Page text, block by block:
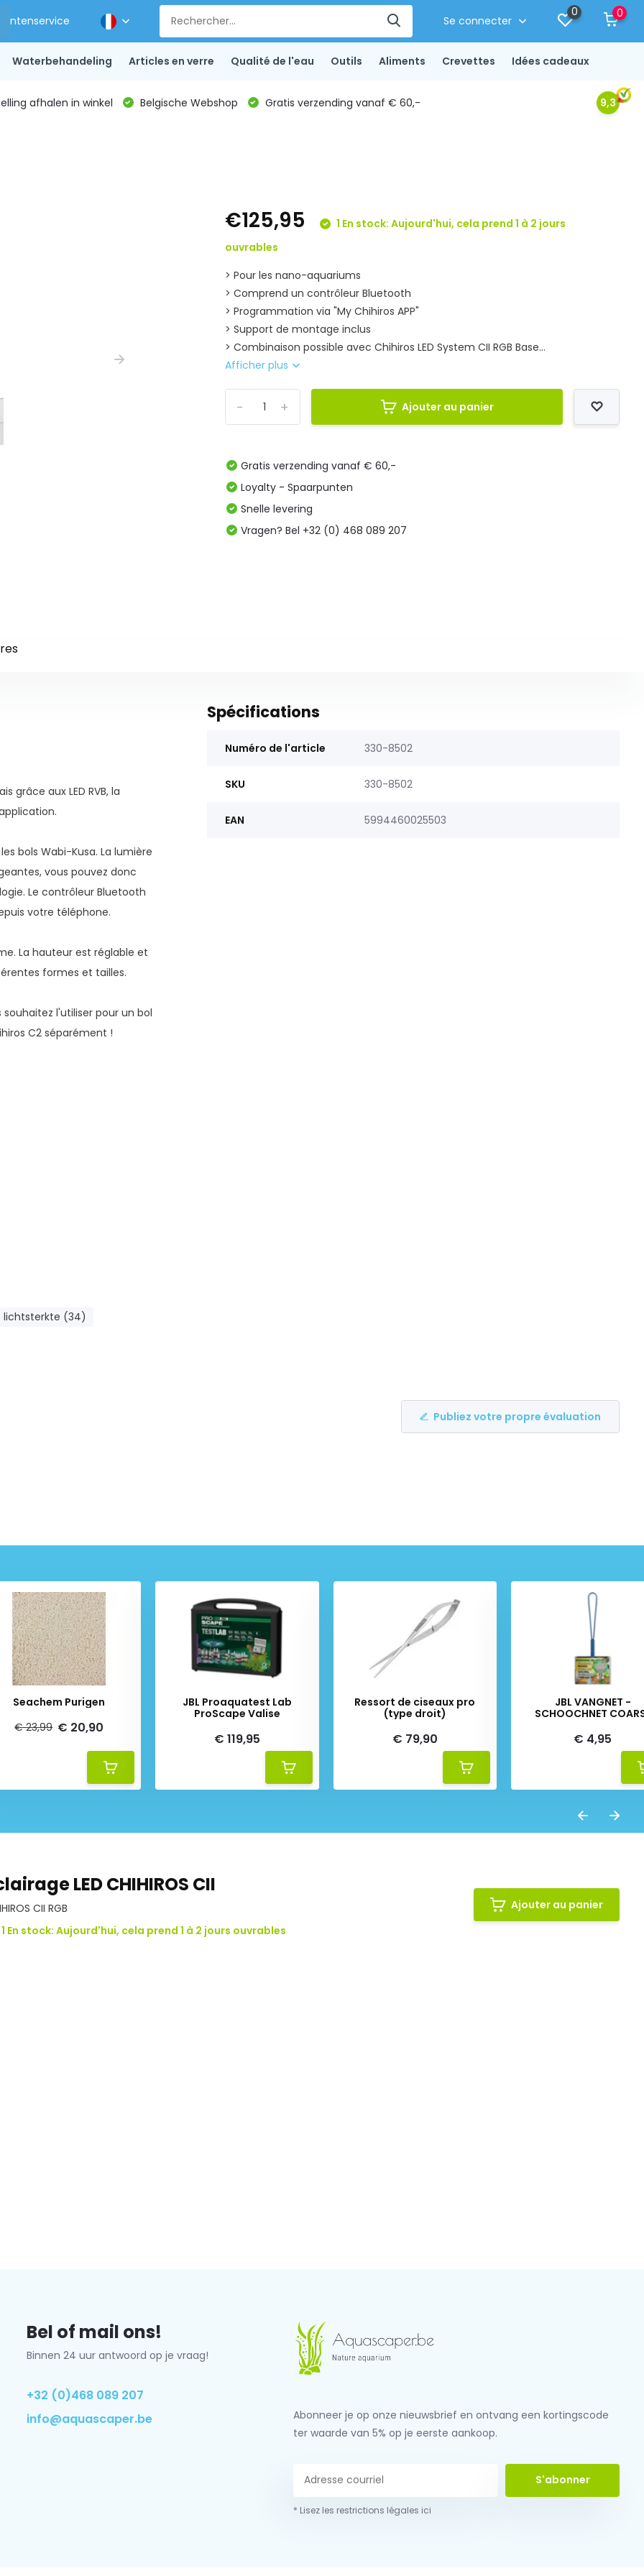
Klantenservice Se connecter
0 0
Waterbehandeling Articles en verre Qualité de l'eau Outils Aliments Crevettes Idées cadeaux
afhalen in winkel Belgische Webshop Gratis verzending vanaf € 60,- 9,3
€125,95
1 En stock: Aujourd'hui, cela prend 1 à 2 jours
ouvrables
> Pour les nano-aquariums
> Comprend un contrôleur Bluetooth
> Programmation via "My Chihiros APP"
> Support de montage inclus
> Combinaison possible avec Chihiros LED System CII RGB Base...
Afficher plus
+
- Ajouter au panier
Gratis verzending vanaf € 60,-
Loyalty - Spaarpunten
Snelle levering
Vragen? Bel +32 (0) 468 089 207
grâce aux LED RVB, la
bols Wabi-Kusa. La lumière
vous pouvez donc
Le contrôleur Bluetooth
votre téléphone.
La hauteur est réglable et
formes et tailles.
l'utiliser pour un bol
C2 séparément !
lichtsterkte (34)
Spécifications
Numéro de l'article 330-8502
SKU 330-8502
EAN 5994460025503
Publiez votre propre évaluation
Seachem Purigen
€ 23,99 € 20,90
JBL Proaquatest Lab
ProScape Valise
€ 119,95
Ressort de ciseaux pro
(type droit)
€ 79,90
JBL VANGNET -
SCHOOCHNET
€ 4,95
LED CHIHIROS CII
CII RGB
1 En stock: Aujourd'hui, cela prend 1 à 2 jours ouvrables
Ajouter au panier
Bel of mail ons!
Binnen 24 uur antwoord op je vraag!
+32 (0)468 089 207
info@aquascaper.be
Abonneer je op onze nieuwsbrief en ontvang een kortingscode
ter waarde van 5% op je eerste aankoop.
S'abonner
* Lisez les restrictions légales ici